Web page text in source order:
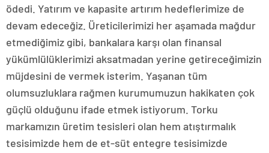
ödedi. Yatırım ve kapasite artırım hedeflerimize de
devam edeceğiz. Üreticilerimizi her aşamada mağdur
etmediğimiz gibi, bankalara karşı olan finansal
yükümlülüklerimizi aksatmadan yerine getireceğimizin
müjdesini de vermek isterim. Yaşanan tüm
olumsuzluklara rağmen kurumumuzun hakikaten çok
güçlü olduğunu ifade etmek istiyorum. Torku
markamızın üretim tesisleri olan hem atıştırmalık
tesisimizde hem de et-süt entegre tesisimizde